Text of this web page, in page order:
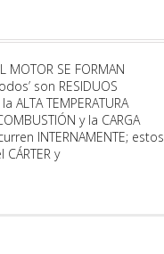
MOTOR SE FORMAN
son RESIDUOS
TEMPERATURA
y la CARGA
INTERNAMENTE; estos
y